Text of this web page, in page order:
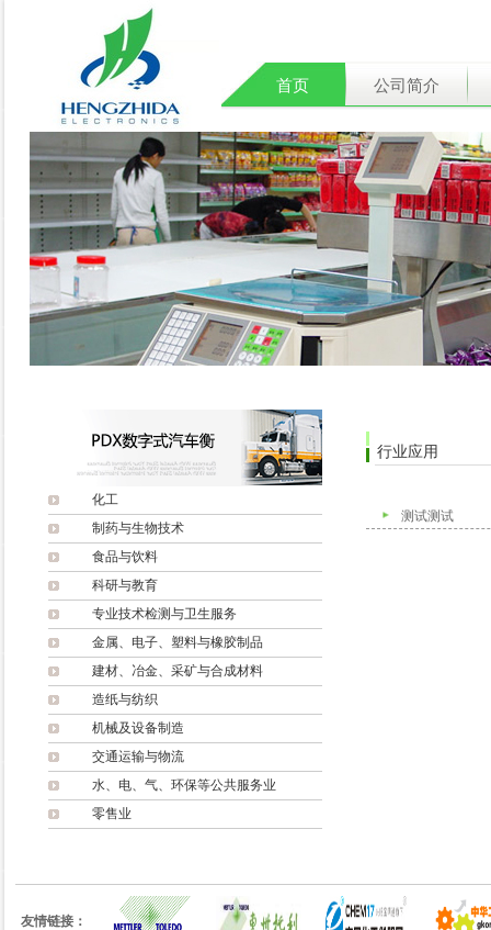
首页 公司简介
化工
制药与生物技术
食品与饮料
科研与教育
专业技术检测与卫生服务
金属、电子、塑料与橡胶制品
建材、冶金、采矿与合成材料
造纸与纺织
机械及设备制造
交通运输与物流
水、电、气、环保等公共服务业
零售业
行业应用
测试测试
友情链接：